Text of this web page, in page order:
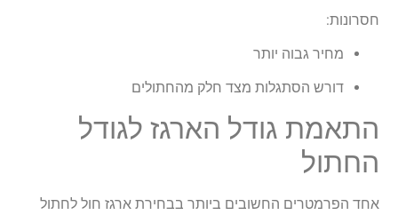
חסרונות:
מחיר גבוה יותר
דורש הסתגלות מצד חלק מהחתולים
התאמת גודל הארגז לגודל
החתול
אחד הפרמטרים החשובים ביותר בבחירת ארגז חול לחתול